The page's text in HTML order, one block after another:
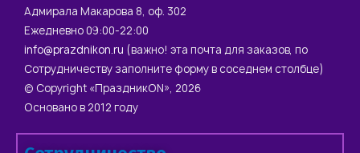
Адмирала Макарова 8, оф. 302
Ежедневно 09:00-22:00
info@prazdnikon.ru (важно! эта почта для заказов, по
Сотрудничеству заполните форму в соседнем столбце)
© Copyright «ПраздникON», 2026
Основано в 2012 году